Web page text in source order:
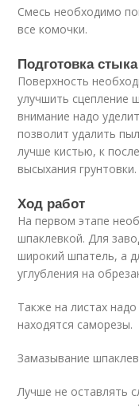
Смесь необходимо
все комочки.
Подготовка стыка
Поверхность
улучшить сцепление
внимание надо
позволит удалить
лучше кистью, к
высыхания грунтовки.
Ход работ
На первом этапе
шпаклевкой. Для
широкий шпатель, а
углубления на
Также на листах
находятся саморезы.
Замазывание
Лучше не оставлять